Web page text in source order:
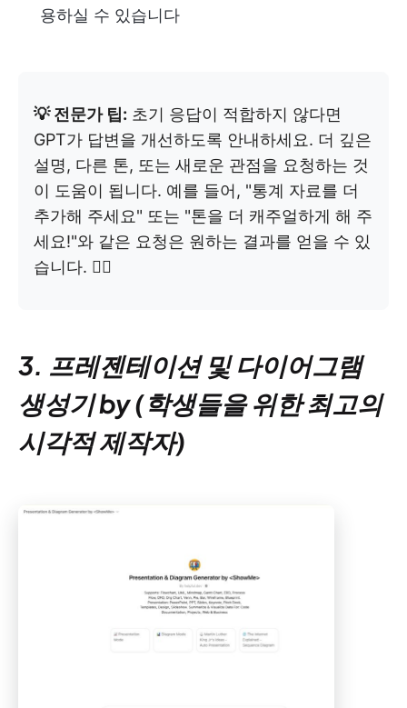
용하실 수 있습니다
💡 전문가 팁: 초기 응답이 적합하지 않다면
GPT가 답변을 개선하도록 안내하세요. 더 깊은
설명, 다른 톤, 또는 새로운 관점을 요청하는 것
이 도움이 됩니다. 예를 들어, "통계 자료를 더
추가해 주세요" 또는 "톤을 더 캐주얼하게 해 주
세요!"와 같은 요청은 원하는 결과를 얻을 수 있
습니다. ✍🏻
3. 프레젠테이션 및 다이어그램
생성기 by(학생들을 위한 최고의
시각적 제작자)